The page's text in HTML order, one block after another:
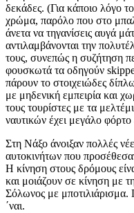
δεκάδες. (Για κάποιο λόγο
χρώμα, παρόλο που στο
άνετα να τηγανίσεις αυγά
αντιλαμβάνονται την
τους, συνεπώς η συζήτηση
φουσκωτά τα οδηγούν
πάρουν το στοιχειώδες
με μηδενική εμπειρία και
τους τουρίστες με τα
ναυτικών έχει μεγάλο φόρτο
Στη Νάξο άνοιξαν πολλές
αυτοκινήτων που
Η κίνηση στους δρόμους
και μοιάζουν σε κίνηση με
Σόλωνος με μποτιλιάρισμα.
΄ναι.